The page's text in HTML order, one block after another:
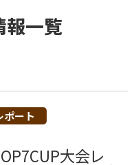
6060
一覧
ポート
大会レ